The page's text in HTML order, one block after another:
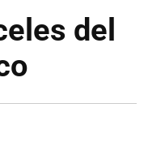
del